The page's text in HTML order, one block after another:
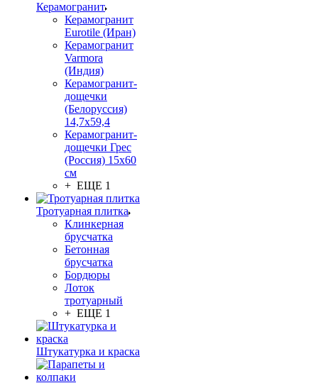
Керамогранит
Керамогранит
Eurotile (Иран)
Керамогранит
Varmora
(Индия)
Керамогранит-
дощечки
(Белоруссия)
14,7x59,4
Керамогранит-
дощечки Грес
(Россия) 15х60
см
+ ЕЩЕ 1
Тротуарная плитка
Клинкерная
брусчатка
Бетонная
брусчатка
Бордюры
Лоток
тротуарный
+ ЕЩЕ 1
Штукатурка и краска